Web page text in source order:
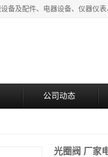
公司动态
光圈阀 厂家